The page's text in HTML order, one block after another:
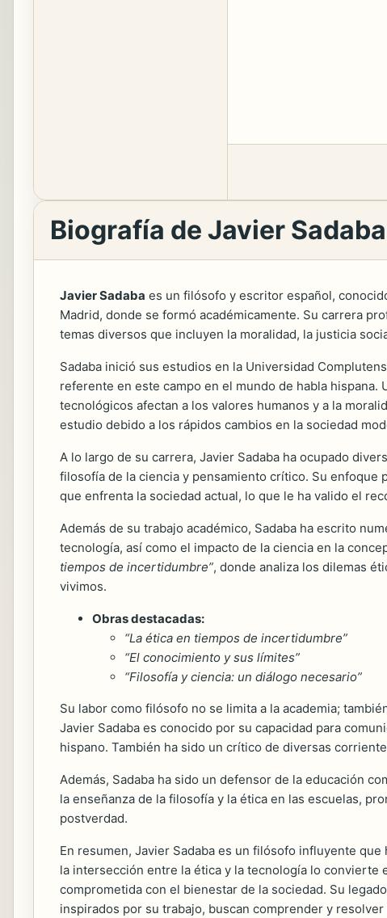
Biografía de Javier Sadaba
Javier Sadaba es un filósofo y escritor español,
Madrid, donde se formó académicamente. Su carrera
temas diversos que incluyen la moralidad, la justicia
Sadaba inició sus estudios en la Universidad
referente en este campo en el mundo de habla
tecnológicos afectan a los valores humanos y a la
estudio debido a los rápidos cambios en la sociedad
A lo largo de su carrera, Javier Sadaba ha ocupado
filosofía de la ciencia y pensamiento crítico. Su
que enfrenta la sociedad actual, lo que le ha valido el
Además de su trabajo académico, Sadaba ha escrito
tecnología, así como el impacto de la ciencia en la
tiempos de incertidumbre”, donde analiza los dilemas
vivimos.
Obras destacadas:
“La ética en tiempos de incertidumbre”
“El conocimiento y sus límites”
“Filosofía y ciencia: un diálogo necesario”
Su labor como filósofo no se limita a la academia;
Javier Sadaba es conocido por su capacidad para
hispano. También ha sido un crítico de diversas
Además, Sadaba ha sido un defensor de la educación
la enseñanza de la filosofía y la ética en las escuelas,
postverdad.
En resumen, Javier Sadaba es un filósofo influyente
la intersección entre la ética y la tecnología lo
comprometida con el bienestar de la sociedad. Su
inspirados por su trabajo, buscan comprender y